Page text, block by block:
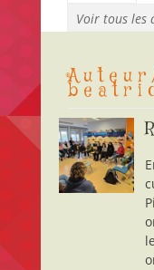
Voir tous les